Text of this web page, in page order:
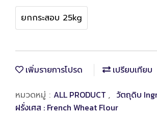
ยกกระสอบ 25kg
เพิ่มรายการโปรด เปรียบเทียบ
หมวดหมู่ : ALL PRODUCT , วัตถุดิบ
ฝรั่งเศส : French Wheat Flour